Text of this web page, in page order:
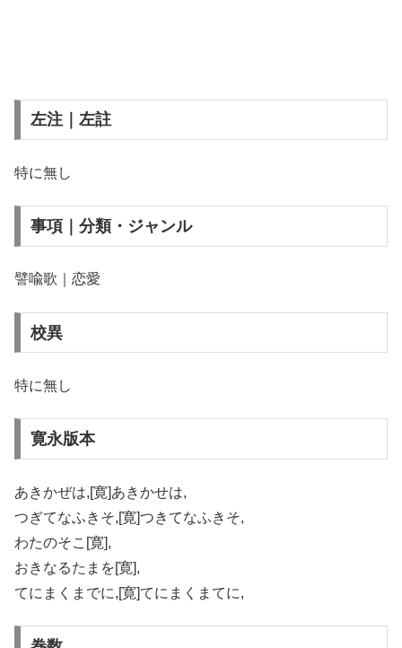
左注｜左註
特に無し
事項｜分類・ジャンル
譬喩歌｜恋愛
校異
特に無し
寛永版本
あきかぜは,[寛]あきかせは,
つぎてなふきそ,[寛]つきてなふきそ,
わたのそこ[寛],
おきなるたまを[寛],
てにまくまでに,[寛]てにまくまてに,